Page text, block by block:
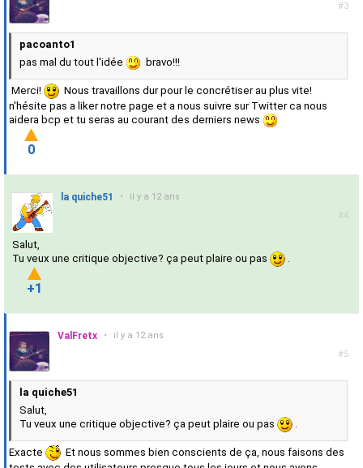
#3
pacoanto1
pas mal du tout l'idée
bravo!!!
Merci!
Nous travaillons dur pour le concrétiser au plus vite!
n'hésite pas a liker notre page et a nous suivre sur Twitter ca nous
aidera bcp et tu seras au courant des derniers news
0
#4
la quiche51 • il y a 12 ans
Salut,
Tu veux une critique objective? ça peut plaire ou pas
.
+1
#5
ValFretx • il y a 12 ans
la quiche51
Salut,
Tu veux une critique objective? ça peut plaire ou pas
.
Exacte
Et nous sommes bien conscients de ça, nous faisons des